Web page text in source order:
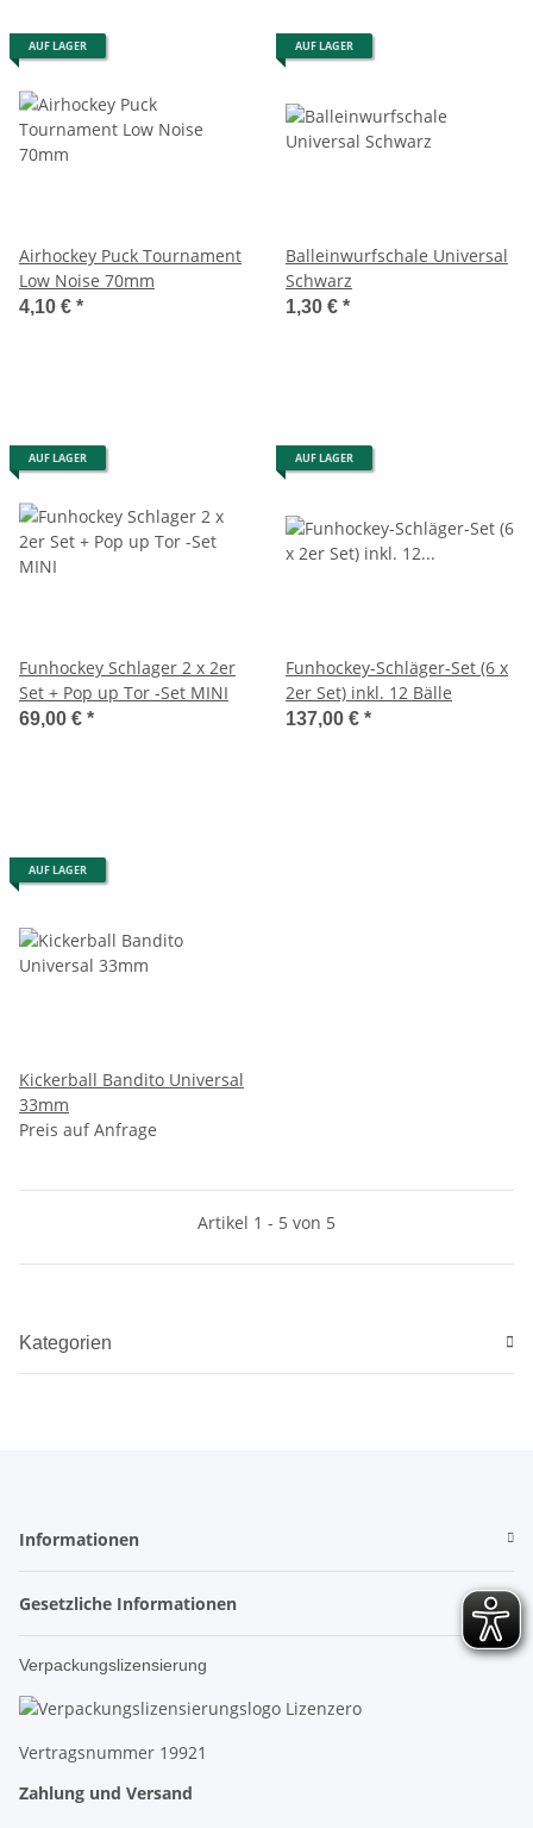
AUF LAGER
Airhockey Puck Tournament
Low Noise 70mm
4,10 € *
AUF LAGER
Balleinwurfschale Universal
Schwarz
1,30 € *
AUF LAGER
Funhockey Schlager 2 x 2er
Set + Pop up Tor -Set MINI
69,00 € *
AUF LAGER
Funhockey-Schläger-Set (6 x
2er Set) inkl. 12 Bälle
137,00 € *
AUF LAGER
Kickerball Bandito Universal
33mm
Preis auf Anfrage
Artikel 1 - 5 von 5
Kategorien
Informationen
Gesetzliche Informationen
Verpackungslizensierung
Vertragsnummer 19921
Zahlung und Versand